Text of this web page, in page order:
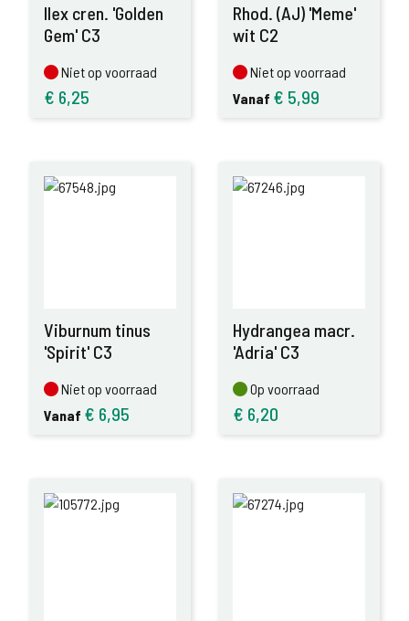
Ilex cren. 'Golden
Gem' C3
Niet op voorraad
Niet op voorraad
€ 6,25
Rhod. (AJ) 'Meme'
wit C2
Niet op voorraad
Niet op voorraad
Vanaf € 5,99
Viburnum tinus
'Spirit' C3
Niet op voorraad
Niet op voorraad
Vanaf € 6,95
Hydrangea macr.
'Adria' C3
Op voorraad
Op voorraad
€ 6,20